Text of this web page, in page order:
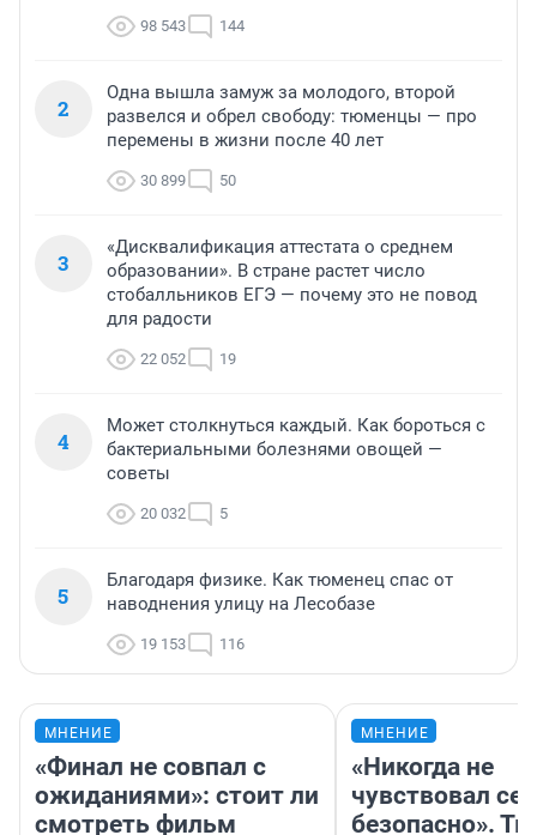
98 543 144
2
Одна вышла замуж за молодого, второй
развелся и обрел свободу: тюменцы — про
перемены в жизни после 40 лет
30 899 50
3
«Дисквалификация аттестата о среднем
образовании». В стране растет число
стобалльников ЕГЭ — почему это не повод
для радости
22 052 19
4
Может столкнуться каждый. Как бороться с
бактериальными болезнями овощей —
советы
20 032 5
5
Благодаря физике. Как тюменец спас от
наводнения улицу на Лесобазе
19 153 116
МНЕНИЕ
«Финал не совпал с
ожиданиями»: стоит ли
смотреть фильм
МНЕНИЕ
«Никогда не
чувствовал
безопасно».